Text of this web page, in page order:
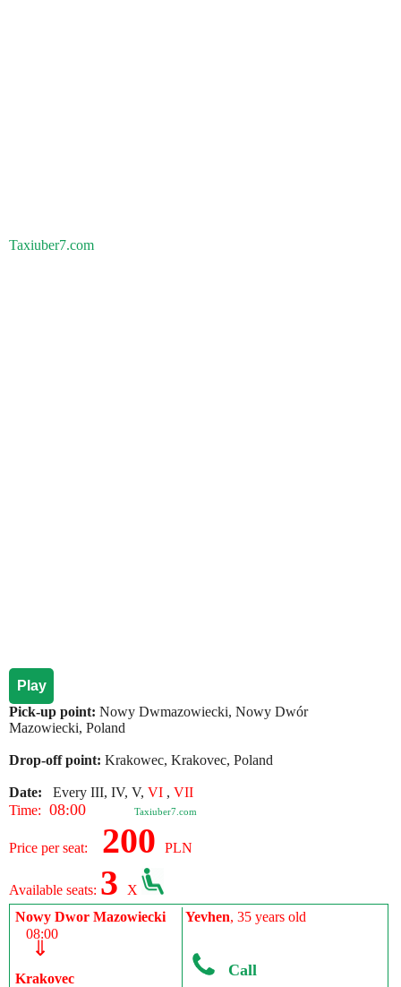
Taxiuber7.com
Play
Pick-up point: Nowy Dwmazowiecki, Nowy Dwór
Mazowiecki, Poland
Drop-off point: Krakowec, Krakovec, Poland
Date: Every III, IV, V, VI , VII
Time: 08:00 Taxiuber7.com
Price per seat: 200 PLN
Available seats: 3
X
Nowy Dwor Mazowiecki
08:00
⇓
Krakovec
Yevhen, 35 years old
Call